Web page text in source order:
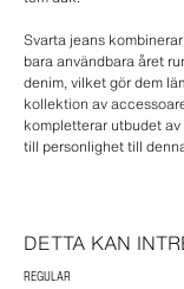
Svarta jeans
bara användbara året
denim, vilket gör dem
kollektion av
kompletterar utbudet
till personlighet till
DETTA KAN
REGULAR